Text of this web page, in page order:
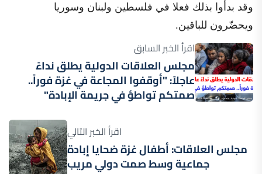
وقد بدأوا بذلك فعلا في فلسطين ولبنان وسوريا
ويحضّرون للباقين.
اقرأ الخبر السابق
مجلس العلاقات الدولية يطلق نداءً
عاجلاً: "أوقفوا المجاعة في غزة فوراً..
صمتكم تواطؤ في جريمة الإبادة"
اقرأ الخبر التالي
مجلس العلاقات: أطفال غزة ضحايا إبادة
جماعية وسط صمت دولي مريب